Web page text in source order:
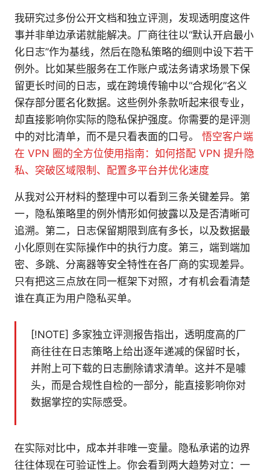
我研究过多份公开文档和独立评测，发现透明度这件
事并非单边承诺就能解决。厂商往往以“默认开启最小
化日志”作为基线，然后在隐私策略的细则中设下若干
例外。比如某些服务在工作账户或法务请求场景下保
留更长时间的日志，或在跨境传输中以“合规化”名义
保存部分匿名化数据。这些例外条款听起来很专业，
却直接影响你实际的隐私保护强度。你需要的是评测
中的对比清单，而不是只看表面的口号。 悟空客户端
在 VPN 圈的全方位使用指南：如何搭配 VPN 提升隐
私、突破区域限制、配置多平台并优化速度
从我对公开材料的整理中可以看到三条关键差异。第
一，隐私策略里的例外情形如何披露以及是否清晰可
追溯。第二，日志保留期限到底有多长，以及数据最
小化原则在实际操作中的执行力度。第三，端到端加
密、多跳、分离器等安全特性在各厂商的实现差异。
只有把这三点放在同一框架下对照，才有机会看清楚
谁在真正为用户隐私买单。
[!NOTE] 多家独立评测报告指出，透明度高的厂
商往往在日志策略上给出逐年递减的保留时长，
并附上可下载的日志删除请求清单。这并不是噱
头，而是合规性自检的一部分，能直接影响你对
数据掌控的实际感受。
在实际对比中，成本并非唯一变量。隐私承诺的边界
往往体现在可验证性上。你会看到两大趋势对立：一